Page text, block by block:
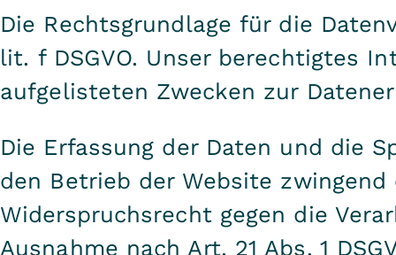
Die Rechtsgrundlage für die
lit. f DSGVO. Unser berechtigtes
aufgelisteten Zwecken zur
Die Erfassung der Daten und die
den Betrieb der Website
Widerspruchsrecht gegen die
Ausnahme nach Art. 21 Abs. 1